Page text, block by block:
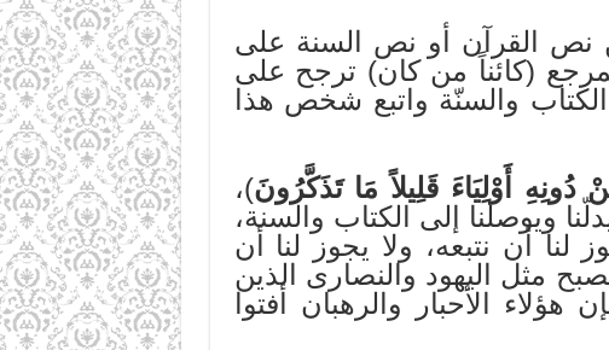
نص القرآن أو نص السنة على
(كائناً من كان) ترجح على
والسنّة واتبع شخص هذا
دُونِهِ أَوْلِيَاءَ قَلِيلاً مَا تَذَكَّرُونَ)،
ويوصلنا إلى الكتاب والسنة،
أن نتبعه، ولا يجوز لنا أن
مثل اليهود والنصارى الذين
هؤلاء الأحبار والرهبان أفتوا